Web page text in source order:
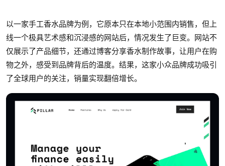
以一家手工香水品牌为例，它原本只在本地小范围内销售，但上
线一个极具艺术感和沉浸感的网站后，情况发生了巨变。网站不
仅展示了产品细节，还通过博客分享香水制作故事，让用户在购
物之外，感受到品牌背后的温度。结果，这家小众品牌成功吸引
了全球用户的关注，销量实现翻倍增长。